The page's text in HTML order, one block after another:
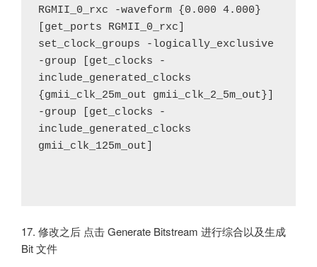
RGMII_0_rxc -waveform {0.000 4.000}
[get_ports RGMII_0_rxc]
set_clock_groups -logically_exclusive
-group [get_clocks -
include_generated_clocks
{gmii_clk_25m_out gmii_clk_2_5m_out}]
-group [get_clocks -
include_generated_clocks
gmii_clk_125m_out]
17. 修改之后 点击 Generate Bitstream 进行综合以及生成
Bit 文件